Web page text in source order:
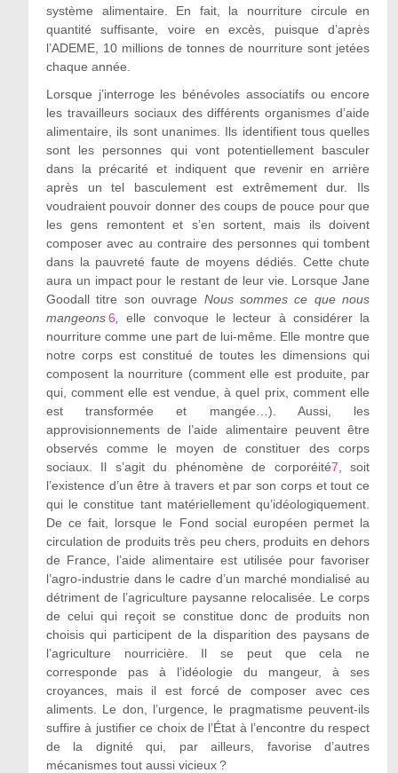
système alimentaire. En fait, la nourriture circule en
quantité suffisante, voire en excès, puisque d’après
l’ADEME, 10 millions de tonnes de nourriture sont jetées
chaque année.
Lorsque j’interroge les bénévoles associatifs ou encore
les travailleurs sociaux des différents organismes d’aide
alimentaire, ils sont unanimes. Ils identifient tous quelles
sont les personnes qui vont potentiellement basculer
dans la précarité et indiquent que revenir en arrière
après un tel basculement est extrêmement dur. Ils
voudraient pouvoir donner des coups de pouce pour que
les gens remontent et s’en sortent, mais ils doivent
composer avec au contraire des personnes qui tombent
dans la pauvreté faute de moyens dédiés. Cette chute
aura un impact pour le restant de leur vie. Lorsque Jane
Goodall titre son ouvrage Nous sommes ce que nous
mangeons6
elle convoque le lecteur à considérer la
nourriture comme une part de lui-même. Elle montre que
notre corps est constitué de toutes les dimensions qui
composent la nourriture (comment elle est produite, par
qui, comment elle est vendue, à quel prix, comment elle
est transformée et mangée…). Aussi, les
approvisionnements de l’aide alimentaire peuvent être
observés comme le moyen de constituer des corps
sociaux. Il s’agit du phénomène de corporéité7 , soit
l’existence d’un être à travers et par son corps et tout ce
qui le constitue tant matériellement qu’idéologiquement.
De ce fait, lorsque le Fond social européen permet la
circulation de produits très peu chers, produits en dehors
de France, l’aide alimentaire est utilisée pour favoriser
l’agro-industrie dans le cadre d’un marché mondialisé au
détriment de l’agriculture paysanne relocalisée. Le corps
de celui qui reçoit se constitue donc de produits non
choisis qui participent de la disparition des paysans de
l’agriculture nourricière. Il se peut que cela ne
corresponde pas à l’idéologie du mangeur, à ses
croyances, mais il est forcé de composer avec ces
aliments. Le don, l’urgence, le pragmatisme peuvent-ils
suffire à justifier ce choix de l’État à l’encontre du respect
de la dignité qui, par ailleurs, favorise d’autres
mécanismes tout aussi vicieux ?